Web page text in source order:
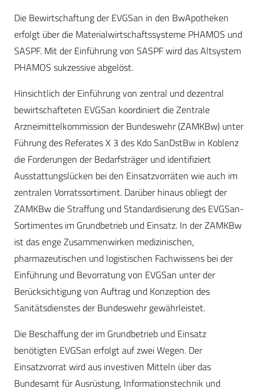
Die Bewirtschaftung der EVGSan in den Bw­Apotheken
erfolgt über die Materialwirtschaftssysteme PHAMOS und
SASPF. Mit der Einführung von SASPF wird das Altsystem
PHAMOS sukzessive abgelöst.
Hinsichtlich der Einführung von zentral und dezentral
bewirtschafteten EVGSan koordiniert die Zentrale
Arzneimittelkommission der Bundeswehr (ZAMKBw) unter
Führung des Referates X 3 des Kdo SanDstBw in Koblenz
die Forderungen der Bedarfsträger und identifiziert
Ausstattungslücken bei den Einsatzvorräten wie auch im
zentralen Vorratssortiment. Darüber hinaus obliegt der
ZAMKBw die Straffung und Standardisierung des EVGSan-
Sortimentes im Grundbetrieb und Einsatz. In der ZAMKBw
ist das enge Zusammenwirken medizinischen,
pharmazeutischen und logistischen Fachwissens bei der
Einführung und Bevorratung von EVGSan unter der
Berücksichtigung von Auftrag und Konzeption des
Sanitätsdienstes der Bundeswehr gewährleistet.
Die Beschaffung der im Grundbetrieb und Einsatz
benötigten EVGSan erfolgt auf zwei Wegen. Der
Einsatzvorrat wird aus investiven Mitteln über das
Bundesamt für Ausrüstung, Informationstechnik und